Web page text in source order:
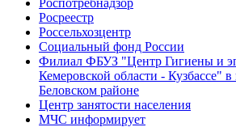
Росреестр
Россельхозцентр
Социальный фонд России
Филиал ФБУЗ "Центр Гигиены и
Кемеровской области - Кузбассе" в
Беловском районе
Центр занятости населения
МЧС информирует